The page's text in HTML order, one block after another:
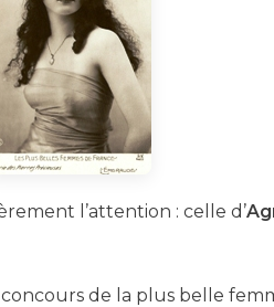
l’attention : celle d’
concours de la plus belle